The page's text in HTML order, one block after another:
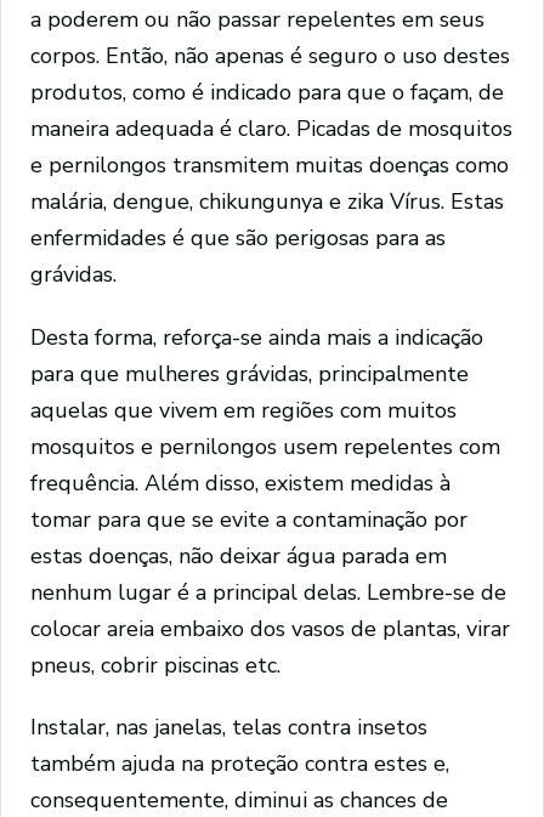
a poderem ou não passar repelentes em seus
corpos. Então, não apenas é seguro o uso destes
produtos, como é indicado para que o façam, de
maneira adequada é claro. Picadas de mosquitos
e pernilongos transmitem muitas doenças como
malária, dengue, chikungunya e zika Vírus. Estas
enfermidades é que são perigosas para as
grávidas.
Desta forma, reforça-se ainda mais a indicação
para que mulheres grávidas, principalmente
aquelas que vivem em regiões com muitos
mosquitos e pernilongos usem repelentes com
frequência. Além disso, existem medidas à
tomar para que se evite a contaminação por
estas doenças, não deixar água parada em
nenhum lugar é a principal delas. Lembre-se de
colocar areia embaixo dos vasos de plantas, virar
pneus, cobrir piscinas etc.
Instalar, nas janelas, telas contra insetos
também ajuda na proteção contra estes e,
consequentemente, diminui as chances de